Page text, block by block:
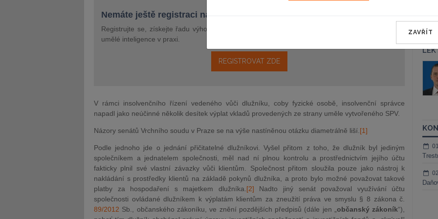
Nemáte ještě registraci na epravo.cz?
Registrujte se, získejte řadu výhod a jako dárek Vám zašleme aktuální online kurz na využití
umělé inteligence v praxi.
REGISTROVAT ZDE
V rámci insolvenčního řízení vedeného vůči dlužníku, coby fyzické osobě, insolvenční správce
napadl jako neúčinné několik desítek výplat vkladů provedených ze strany uměle vytvořeného SPV.
Názory senátů Vrchního soudu v Praze se na výše nastíněnou otázku diametrálně liší. [1]
Podle jednoho jde o jednání přičitatelné dlužníkovi. Vyšel přitom z toho, že dlužník byl jediným
společníkem a jednatelem společnosti, měl nad ní plnou kontrolu a prostřednictvím jejího účtu
fakticky plnil své vlastní závazky vůči klientům. Společnost přitom sloužila pouze jako nástroj k
nakládání s prostředky klientů na základě pokynů dlužníka, a proto bylo možné považovat takové
platby za hospodaření s majetkem dlužníka. [2] Nadto jiný senát považoval využívání účtu
společnosti ovládané dlužníkem k výplatám klientům za zneužití práva ve smyslu § 8 zákona č.
89/2012 Sb., občanského zákoníku, ve znění pozdějších předpisů (dále jen „občanský zákoník“),
JUDr. Tomáš Sokol
ZAVŘÍT